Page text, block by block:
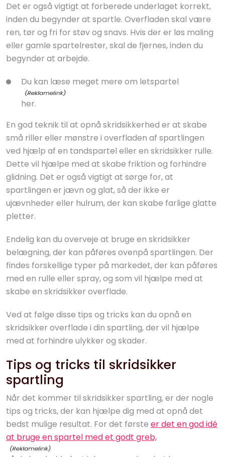
Det er også vigtigt at forberede underlaget korrekt,
inden du begynder at spartle. Overfladen skal være
ren, tør og fri for støv og snavs. Hvis der er løs maling
eller gamle spartelrester, skal de fjernes, inden du
begynder at arbejde.
Du kan læse meget mere om letspartel
her.
En god teknik til at opnå skridsikkerhed er at skabe
små riller eller mønstre i overfladen af spartlingen
ved hjælp af en tandspartel eller en skridsikker rulle.
Dette vil hjælpe med at skabe friktion og forhindre
glidning. Det er også vigtigt at sørge for, at
spartlingen er jævn og glat, så der ikke er
ujævnheder eller hulrum, der kan skabe farlige glatte
pletter.
Endelig kan du overveje at bruge en skridsikker
belægning, der kan påføres ovenpå spartlingen. Der
findes forskellige typer på markedet, der kan påføres
med en rulle eller spray, og som vil hjælpe med at
skabe en skridsikker overflade.
Ved at følge disse tips og tricks kan du opnå en
skridsikker overflade i din spartling, der vil hjælpe
med at forhindre ulykker og skader.
Tips og tricks til skridsikker
spartling
Når det kommer til skridsikker spartling, er der nogle
tips og tricks, der kan hjælpe dig med at opnå det
bedst mulige resultat. For det første er det en god idé
at bruge en spartel med et godt greb,